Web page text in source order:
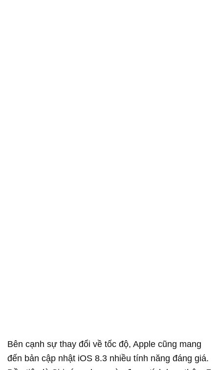
Bên cạnh sự thay đổi về tốc độ, Apple cũng mang
đến bản cập nhật iOS 8.3 nhiều tính năng đáng giá.